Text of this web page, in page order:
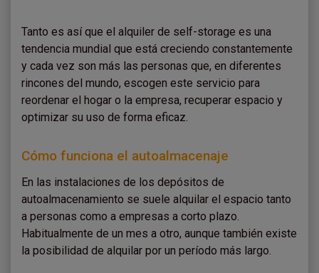
Tanto es así que el alquiler de self-storage es una
tendencia mundial que está creciendo constantemente
y cada vez son más las personas que, en diferentes
rincones del mundo, escogen este servicio para
reordenar el hogar o la empresa, recuperar espacio y
optimizar su uso de forma eficaz.
Cómo funciona el autoalmacenaje
En las instalaciones de los depósitos de
autoalmacenamiento se suele alquilar el espacio tanto
a personas como a empresas a corto plazo.
Habitualmente de un mes a otro, aunque también existe
la posibilidad de alquilar por un período más largo.